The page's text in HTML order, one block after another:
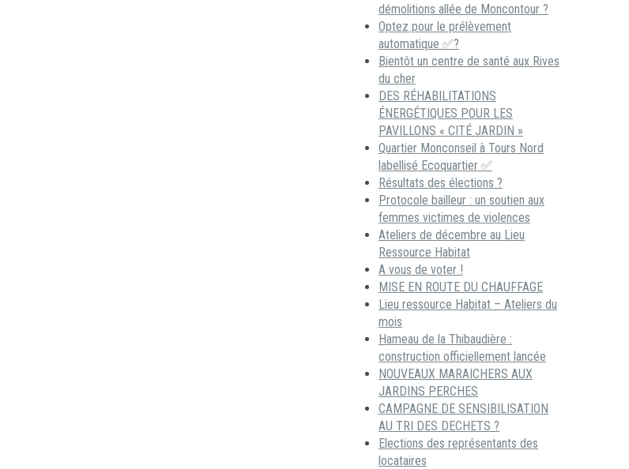
démolitions allée de Moncontour ?
Optez pour le prélèvement
automatique ✅?
Bientôt un centre de santé aux Rives
du cher
DES RÉHABILITATIONS
ÉNERGÉTIQUES POUR LES
PAVILLONS « CITÉ JARDIN »
Quartier Monconseil à Tours Nord
labellisé Ecoquartier ✅
Résultats des élections ?
Protocole bailleur : un soutien aux
femmes victimes de violences
Ateliers de décembre au Lieu
Ressource Habitat
A vous de voter !
MISE EN ROUTE DU CHAUFFAGE
Lieu ressource Habitat – Ateliers du
mois
Hameau de la Thibaudière :
construction officiellement lancée
NOUVEAUX MARAICHERS AUX
JARDINS PERCHES
CAMPAGNE DE SENSIBILISATION
AU TRI DES DECHETS ?
Elections des représentants des
locataires